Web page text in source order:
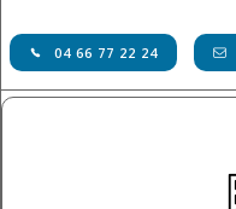
04 66 77 22 24